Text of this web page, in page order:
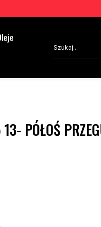
PÓŁOŚ